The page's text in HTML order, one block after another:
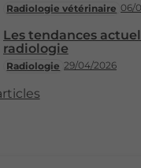
Radiologie vétérinaire 06/
Radiologie 29/04/2026
Les tendances
radiologie